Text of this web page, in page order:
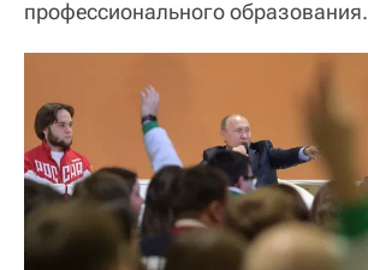
профессионального образования.